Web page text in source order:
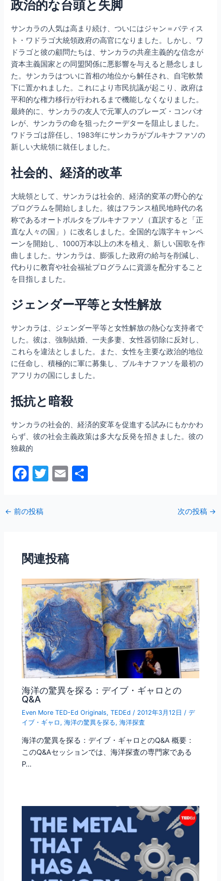
政治的な台頭と失脚
サンカラの人気は高まり続け、ついにはジャン＝バティス
ト・ワドラゴ大統領政府の高官になりました。しかし、ワ
ドラゴと彼の顧問たちは、サンカラの共産主義的な信念が
資本主義国家との同盟関係に悪影響を与えると懸念しまし
た。サンカラはついに首相の地位から解任され、自宅軟禁
下に置かれました。これにより市民抗議が起こり、政府は
平和的な権力移行が行われるまで機能しなくなりました。
最終的に、サンカラの友人で元軍人のブレーズ・コンパオ
レが、サンカラの命を狙ったクーデターを阻止しました。
ワドラゴは辞任し、1983年にサンカラがブルキナファソの
新しい大統領に就任しました。
社会的、経済的改革
大統領として、サンカラは社会的、経済的変革の野心的な
プログラムを開始しました。彼はフランス植民地時代の名
称であるオートボルタをブルキナファソ（直訳すると「正
直な人々の国」）に改名しました。全国的な識字キャンペ
ーンを開始し、1000万本以上の木を植え、新しい国歌を作
曲しました。サンカラは、膨張した政府の給与を削減し、
代わりに教育や社会福祉プログラムに資源を配分すること
を目指しました。
ジェンダー平等と女性解放
サンカラは、ジェンダー平等と女性解放の熱心な支持者で
した。彼は、強制結婚、一夫多妻、女性器切除に反対し、
これらを違法としました。また、女性を主要な政治的地位
に任命し、積極的に軍に募集し、ブルキナファソを最初の
アフリカの国にしました。
抵抗と暗殺
サンカラの社会的、経済的変革を促進する試みにもかかわ
らず、彼の社会主義政策は多大な反発を招きました。彼の
独裁的
F
c
e
o
o
k
T
E
← 前の投稿 次の投稿 →
関連投稿
海洋の驚異を探る：デイブ・ギャロとの
Q&A
Even More TED-Ed Originals,TEDEd / 2012年3月12日 /デ
イブ・ギャロ ,海洋の驚異を探る,海洋探査
海洋の驚異を探る：デイブ・ギャロとのQ&A 概要：
このQ&Aセッションでは、海洋探査の専門家である
P…